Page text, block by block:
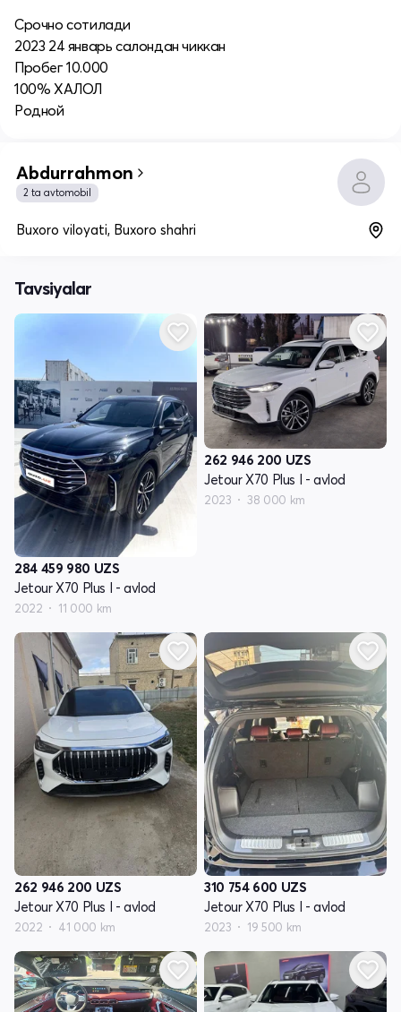
Срочно сотилади
2023 24 январь салондан чиккан
Пробег 10.000
100% ХАЛОЛ
Родной
Abdurrahmon
2 ta avtomobil
Buxoro viloyati, Buxoro shahri
Tavsiyalar
284 459 980 UZS
Jetour X70 Plus I - avlod
2022 11 000 km
262 946 200 UZS
Jetour X70 Plus I - avlod
2023 38 000 km
262 946 200 UZS
Jetour X70 Plus I - avlod
2022 41 000 km
310 754 600 UZS
Jetour X70 Plus I - avlod
2023 19 500 km